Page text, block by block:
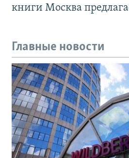
книги Москва
Главные новости